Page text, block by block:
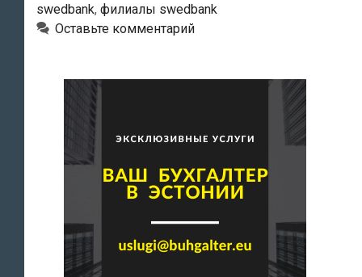
swedbank, филиалы swedbank
Оставьте комментарий